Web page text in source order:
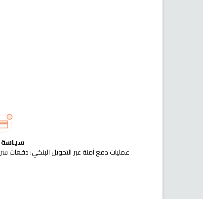
سياسة
عمليات دفع آمنة عبر التحويل البنكي: دفعات